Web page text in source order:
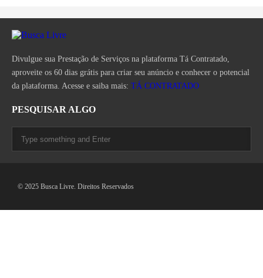
Divulgue sua Prestação de Serviços na plataforma Tá Contratado,
aproveite os 60 dias grátis para criar seu anúncio e conhecer o potencial
da plataforma. Acesse e saiba mais: TÁ CONTRATADO
PESQUISAR ALGO
© 2025 Busca Livre. Direitos Reservados